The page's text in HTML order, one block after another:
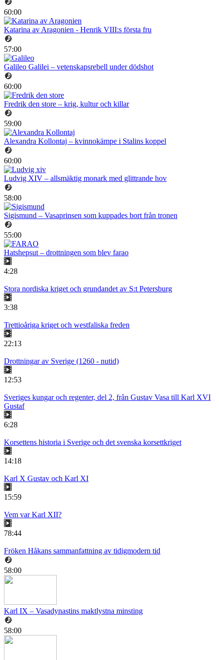
60:00
Katarina av Aragonien - Henrik VIII:s första fru
57:00
Galileo Galilei – vetenskapsrebell under dödshot
60:00
Fredrik den store – krig, kultur och killar
59:00
Alexandra Kollontaj – kvinnokämpe i Stalins koppel
60:00
Ludvig XIV – allsmäktig monark med glittrande hov
58:00
Sigismund – Vasaprinsen som kuppades bort från tronen
55:00
Hatshepsut – drottningen som blev farao
4:28
Stora nordiska kriget och grundandet av S:t Petersburg
3:38
Trettioåriga kriget och westfaliska freden
22:13
Drottningar av Sverige (1260 - nutid)
12:53
Sveriges kungar och regenter, del 2, från Gustav Vasa till Karl XVI
Gustaf
6:28
Korsettens historia i Sverige och det svenska korsettkriget
14:18
Karl X Gustav och Karl XI
15:59
Vem var Karl XII?
78:44
Fröken Håkans sammanfattning av tidigmodern tid
58:00
Karl IX – Vasadynastins maktlystna minsting
58:00